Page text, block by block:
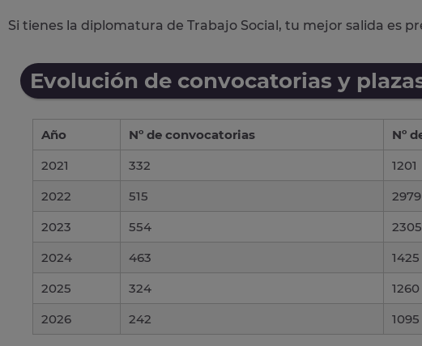
Si tienes la diplomatura de Trabajo Social, tu mejor salida es
Evolución de convocatorias y
Año Nº de convocatorias
Nº
2021
332
1201
2022
515
2979
2023
554
2305
2024
463
1425
2025
324
1260
2026
242 1095